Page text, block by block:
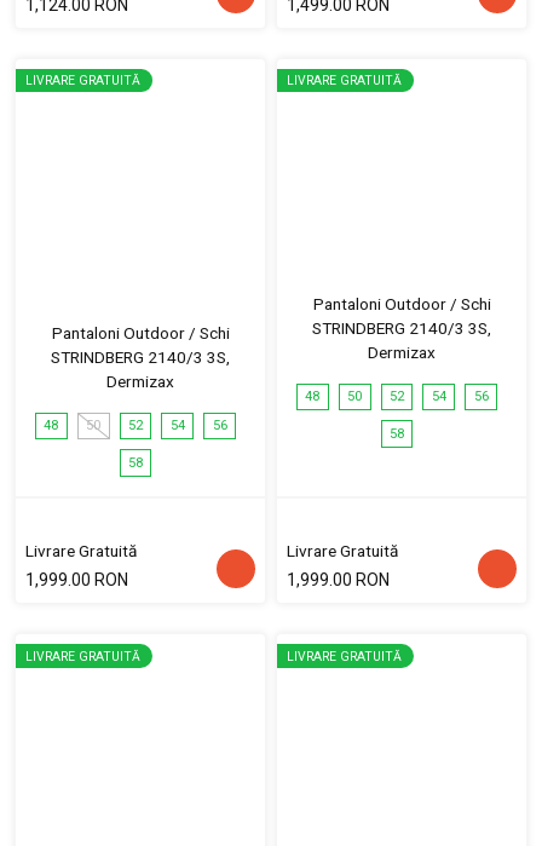
1,124.00 RON 1,499.00 RON
LIVRARE GRATUITĂ
Pantaloni Outdoor / Schi
STRINDBERG 2140/3 3S,
Dermizax
48 50 52 54 56
58
Livrare Gratuită
1,999.00 RON
LIVRARE GRATUITĂ
Pantaloni Outdoor / Schi
STRINDBERG 2140/3 3S,
Dermizax
48 50 52 54 56
58
Livrare Gratuită
1,999.00 RON
LIVRARE GRATUITĂ LIVRARE GRATUITĂ